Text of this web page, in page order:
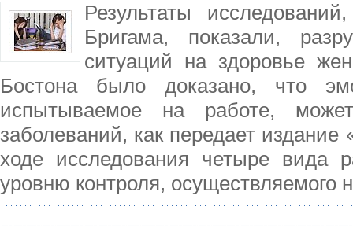
Результаты
Бригама, показали,
ситуаций на здоровье
Бостона было доказано, что
испытываемое на работе,
заболеваний, как передает
ходе исследования четыре вида
уровню контроля, осуществляемого